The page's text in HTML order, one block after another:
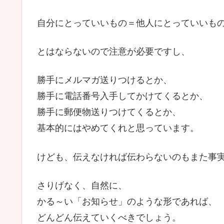
自分にとっていいもの＝他人にとっていいも
とはならないので注意が必要ですし、
勝手にメルマガ送りつけるとか、
勝手に電話番号入手してかけてくるとか、
勝手に郵便物送りつけてくるとか、
基本的にはやめてくれと思っています。
けども、伝えなければ伝わらないのもまた事
さりげなく、自然に、
かる～い「お知らせ」のような形であれば、
どんどん伝えていくべきでしょう。